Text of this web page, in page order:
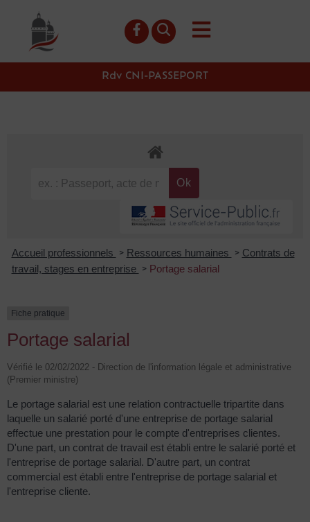
principal
Rdv CNI-PASSEPORT
Accueil professionnels > Ressources humaines > Contrats de
travail, stages en entreprise
> Portage salarial
Fiche pratique
Portage salarial
Vérifié le 02/02/2022 - Direction de l'information légale et administrative
(Premier ministre)
Le portage salarial est une relation contractuelle tripartite dans
laquelle un salarié porté d'une entreprise de portage salarial
effectue une prestation pour le compte d'entreprises clientes.
D'une part, un contrat de travail est établi entre le salarié porté et
l'entreprise de portage salarial. D'autre part, un contrat
commercial est établi entre l'entreprise de portage salarial et
l'entreprise cliente.